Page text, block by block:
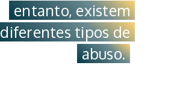
entanto, existem
diferentes tipos de
abuso.